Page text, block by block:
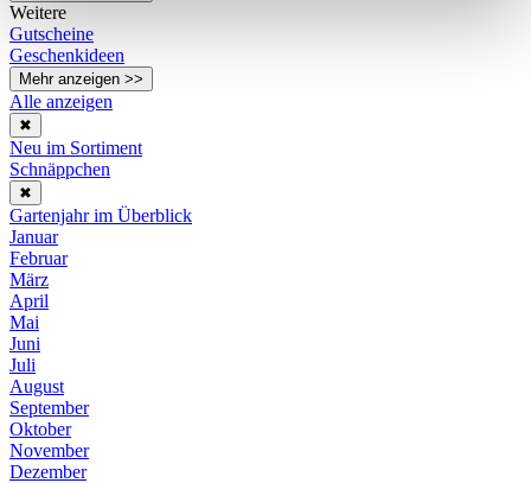
Weitere
Gutscheine
Geschenkideen
Mehr anzeigen >>
Alle anzeigen
✖
Neu im Sortiment
Schnäppchen
✖
Gartenjahr im Überblick
Januar
Februar
März
April
Mai
Juni
Juli
August
September
Oktober
November
Dezember